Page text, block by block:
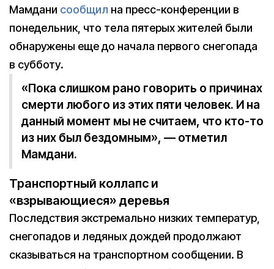
Мамдани сообщил на пресс-конференции в
понедельник, что тела пятерых жителей были
обнаружены еще до начала первого снегопада
в субботу.
«Пока слишком рано говорить о причинах
смерти любого из этих пяти человек. И на
данный момент мы не считаем, что кто-то
из них был бездомным», — отметил
Мамдани.
Транспортный коллапс и
«взрывающиеся» деревья
Последствия экстремально низких температур,
снегопадов и ледяных дождей продолжают
сказываться на транспортном сообщении. В